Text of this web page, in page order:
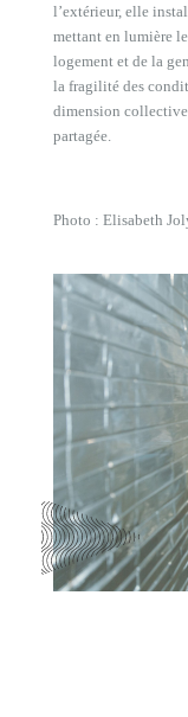
l’extérieur, elle
mettant en lumière
logement et de la
la fragilité des
dimension
partagée.
Photo : Elisabeth